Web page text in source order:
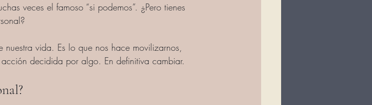
veces el famoso “si podemos”. ¿Pero tienes
vida. Es lo que nos hace movilizarnos,
decidida por algo. En definitiva cambiar.